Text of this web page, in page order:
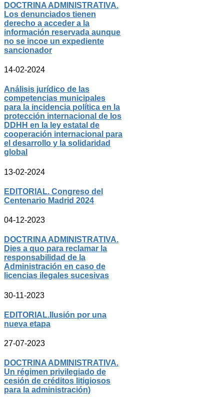
DOCTRINA ADMINISTRATIVA.
Los denunciados tienen
derecho a acceder a la
información reservada aunque
no se incoe un expediente
sancionador
14-02-2024
Análisis jurídico de las
competencias municipales
para la incidencia política en la
protección internacional de los
DDHH en la ley estatal de
cooperación internacional para
el desarrollo y la solidaridad
global
13-02-2024
EDITORIAL. Congreso del
Centenario Madrid 2024
04-12-2023
DOCTRINA ADMINISTRATIVA.
Dies a quo para reclamar la
responsabilidad de la
Administración en caso de
licencias ilegales sucesivas
30-11-2023
EDITORIAL.Ilusión por una
nueva etapa
27-07-2023
DOCTRINA ADMINISTRATIVA.
Un régimen privilegiado de
cesión de créditos litigiosos
para la administración)